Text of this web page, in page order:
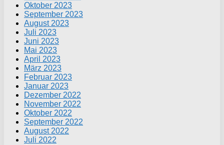
Oktober 2023
September 2023
August 2023
Juli 2023
Juni 2023
Mai 2023
April 2023
März 2023
Februar 2023
Januar 2023
Dezember 2022
November 2022
Oktober 2022
September 2022
August 2022
Juli 2022